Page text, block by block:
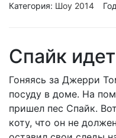
Категория: Шоу 2014
Спайк
Гоняясь за Джерри
посуду в доме. На
пришел пес Спайк.
коту, что он не